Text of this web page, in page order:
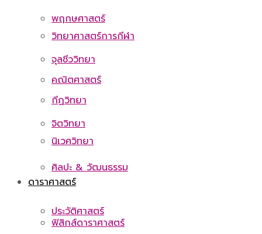
วิทยาศาสตร์การกีฬา
คณิตศาสตร์
จิตวิทยา
ศิลปะ & วัฒนธรรม
ประวัติศาสตร์
พฤกษศาสตร์
จุลชีววิทยา
กีฏวิทยา
นิเวศวิทยา
ดาราศาสตร์
ฟิสิกส์ดาราศาสตร์